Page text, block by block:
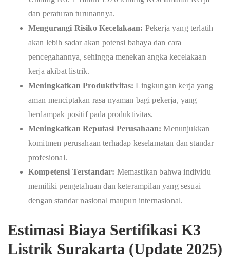
dan peraturan turunannya.
Mengurangi Risiko Kecelakaan: Pekerja yang terlatih
akan lebih sadar akan potensi bahaya dan cara
pencegahannya, sehingga menekan angka kecelakaan
kerja akibat listrik.
Meningkatkan Produktivitas: Lingkungan kerja yang
aman menciptakan rasa nyaman bagi pekerja, yang
berdampak positif pada produktivitas.
Meningkatkan Reputasi Perusahaan: Menunjukkan
komitmen perusahaan terhadap keselamatan dan standar
profesional.
Kompetensi Terstandar: Memastikan bahwa individu
memiliki pengetahuan dan keterampilan yang sesuai
dengan standar nasional maupun internasional.
Estimasi Biaya Sertifikasi K3
Listrik Surakarta (Update 2025)